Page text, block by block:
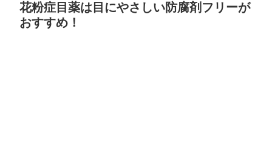
花粉症目薬は目にやさしい防腐剤フリーが
おすすめ！